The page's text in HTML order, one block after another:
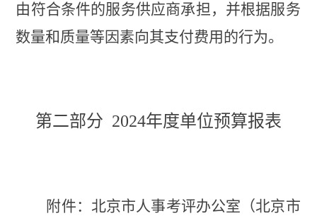
由符合条件的服务供应商承担，并根据服务
数量和质量等因素向其支付费用的行为。
第二部分 2024年度单位预算报表
附件： 北京市人事考评办公室（北京市